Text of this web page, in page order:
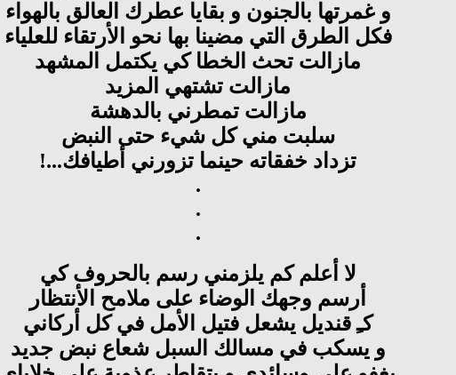
و غمرتها بالجنون و بقايا عطرك العالق بالهواء
فكل الطرق التي مضينا بها نحو الأرتقاء للعلياء
مازالت تحث الخطا كي يكتمل المشهد
مازالت تشتهي المزيد
مازالت تمطرني بالدهشة
سلبت مني كل شيء حتى النبض
تزداد خفقاته حينما تزورني أطيافك...!
.
.
.
لا أعلم كم يلزمني رسم بالحروف كي
أرسم وجهك الوضاء على ملامح الأنتظار
كـِ قنديل يشعل فتيل الأمل في كل أركاني
و يسكب في مسالك السبل شعاع نبض جديد